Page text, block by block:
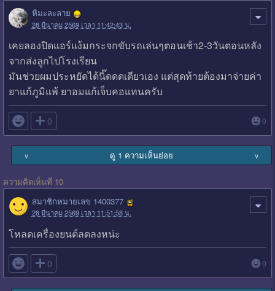
หิมะละลาย
28 มีนาคม 2569 เวลา 11:42:43 น.
เคยลองปิดแอร์แง้มกระจกขับรถเล่นๆตอนเช้า2-3วันตอนหลัง
จากส่งลูกไปโรงเรียน
มันช่วยผมประหยัดได้นิ๊ดดดเดียวเอง แต่สุดท้ายต้องมาจ่ายค่า
ยาแก้ภูมิแพ้ ยาอมแก้เจ็บคอแทนครับ
 0 0
∨ ดู 1 ความเห็นย่อย ∨
ความคิดเห็นที่ 10
สมาชิกหมายเลข 1400377
28 มีนาคม 2569 เวลา 11:51:58 น.
โหลดเครื่องยนต์ลดลงหน่ะ
 0 0